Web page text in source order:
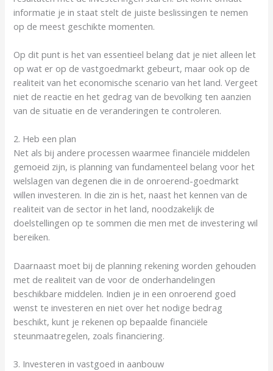
informatie je in staat stelt de juiste beslissingen te nemen
op de meest geschikte momenten.
Op dit punt is het van essentieel belang dat je niet alleen let
op wat er op de vastgoedmarkt gebeurt, maar ook op de
realiteit van het economische scenario van het land. Vergeet
niet de reactie en het gedrag van de bevolking ten aanzien
van de situatie en de veranderingen te controleren.
2. Heb een plan
Net als bij andere processen waarmee financiële middelen
gemoeid zijn, is planning van fundamenteel belang voor het
welslagen van degenen die in de onroerend-goedmarkt
willen investeren. In die zin is het, naast het kennen van de
realiteit van de sector in het land, noodzakelijk de
doelstellingen op te sommen die men met de investering wil
bereiken.
Daarnaast moet bij de planning rekening worden gehouden
met de realiteit van de voor de onderhandelingen
beschikbare middelen. Indien je in een onroerend goed
wenst te investeren en niet over het nodige bedrag
beschikt, kunt je rekenen op bepaalde financiële
steunmaatregelen, zoals financiering.
3. Investeren in vastgoed in aanbouw